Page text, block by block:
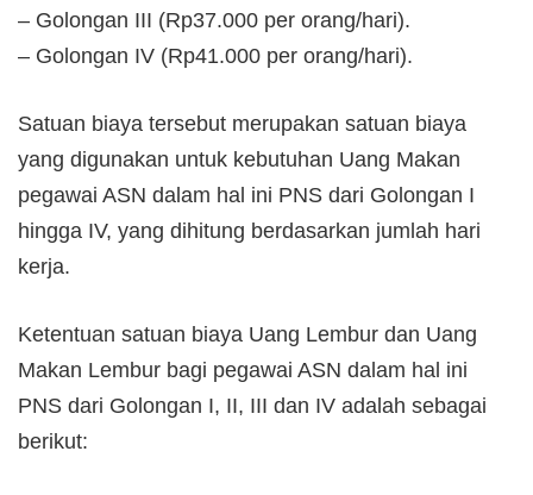
– Golongan III (Rp37.000 per orang/hari).
– Golongan IV (Rp41.000 per orang/hari).
Satuan biaya tersebut merupakan satuan biaya
yang digunakan untuk kebutuhan Uang Makan
pegawai ASN dalam hal ini PNS dari Golongan I
hingga IV, yang dihitung berdasarkan jumlah hari
kerja.
Ketentuan satuan biaya Uang Lembur dan Uang
Makan Lembur bagi pegawai ASN dalam hal ini
PNS dari Golongan I, II, III dan IV adalah sebagai
berikut: